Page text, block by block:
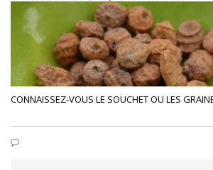
CONNAISSEZ-VOUS LE SOUCHET OU LES